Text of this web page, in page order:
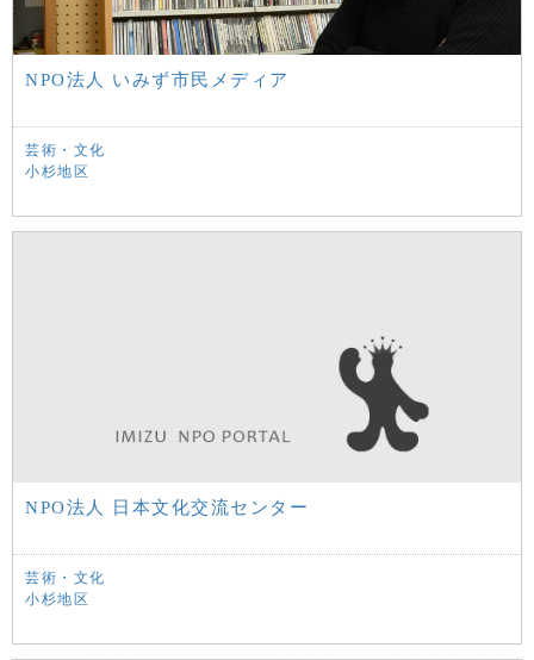
NPO法人 いみず市民メディア
芸術・文化
小杉地区
NPO法人 日本文化交流センター
芸術・文化
小杉地区